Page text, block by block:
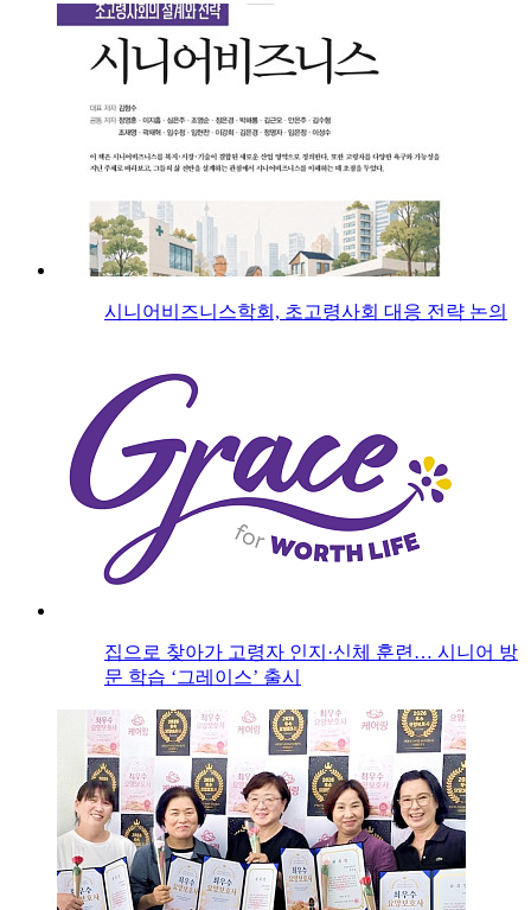
시니어비즈니스학회, 초고령사회 대응 전략 논의
집으로 찾아가 고령자 인지·신체 훈련… 시니어 방
문 학습 ‘그레이스’ 출시